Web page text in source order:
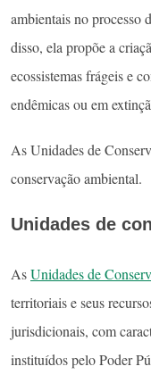
ambientais no processo
disso, ela propõe a
ecossistemas frágeis e
endêmicas ou em
As Unidades de
conservação ambiental.
Unidades de
AsUnidades de
territoriais e seus
jurisdicionais, com
instituídos pelo Poder